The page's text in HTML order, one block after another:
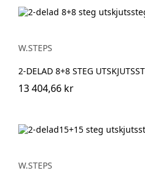
W.STEPS
2-DELAD 8+8 STEG
13 404,66 kr
W.STEPS